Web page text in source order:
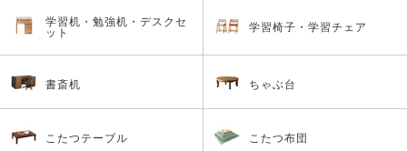
学習机・勉強机・デスクセ
ット
学習椅子・学習チェア
書斎机 ちゃぶ台
こたつテーブル こたつ布団